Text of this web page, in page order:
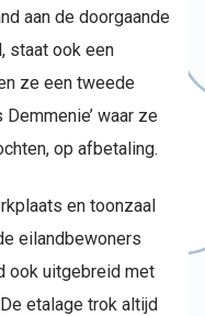
aan de doorgaande
staat ook een
ze een tweede
waar ze
op afbetaling.
en toonzaal
eilandbewoners
ook uitgebreid met
etalage trok altijd